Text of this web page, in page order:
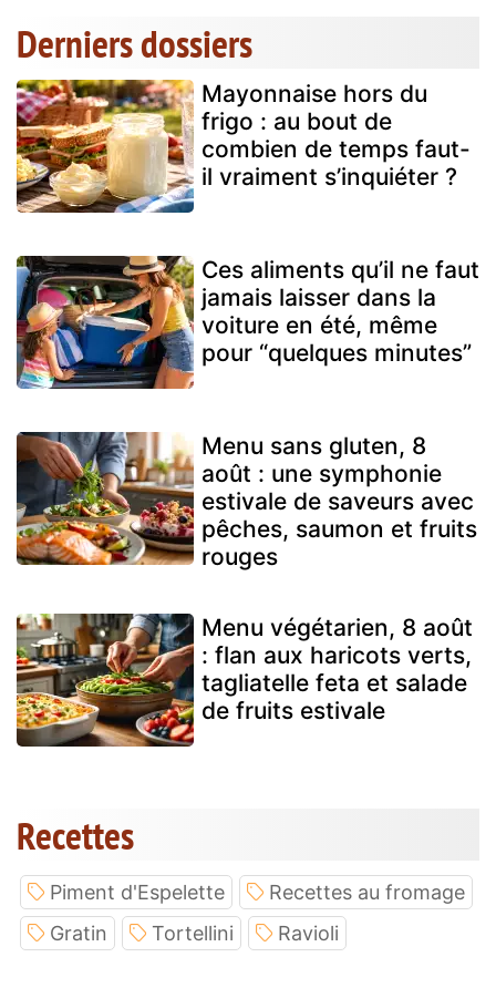
Derniers dossiers
Mayonnaise hors du
frigo : au bout de
combien de temps faut-
il vraiment s’inquiéter ?
Ces aliments qu’il ne faut
jamais laisser dans la
voiture en été, même
pour “quelques minutes”
Menu sans gluten, 8
août : une symphonie
estivale de saveurs avec
pêches, saumon et fruits
rouges
Menu végétarien, 8 août
: flan aux haricots verts,
tagliatelle feta et salade
de fruits estivale
Recettes
Piment d'Espelette
Recettes au fromage
Gratin
Tortellini Ravioli